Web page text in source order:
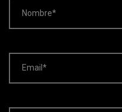
Nombre*
Email*